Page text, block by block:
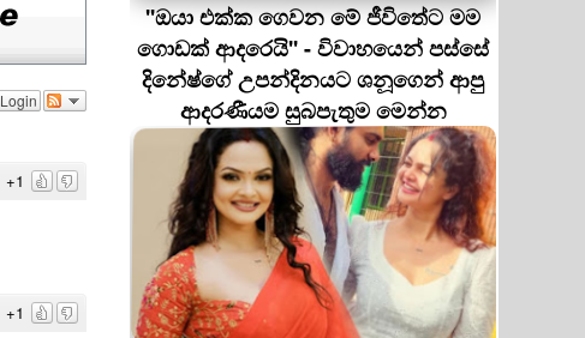
Login
+1
+1
''ඔයා එක්ක ගෙවන මේ ජීවිතේට මම
ගොඩක් ආදරෙයි'' - විවාහයෙන් පස්සේ
දිනේෂ්ගේ උපන්දිනයට ශනූගෙන් ආපු
ආදරණීයම සුබපැතුම මෙන්න